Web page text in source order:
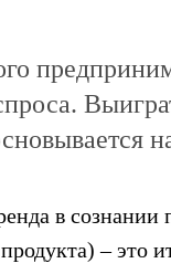
в сознании
– это